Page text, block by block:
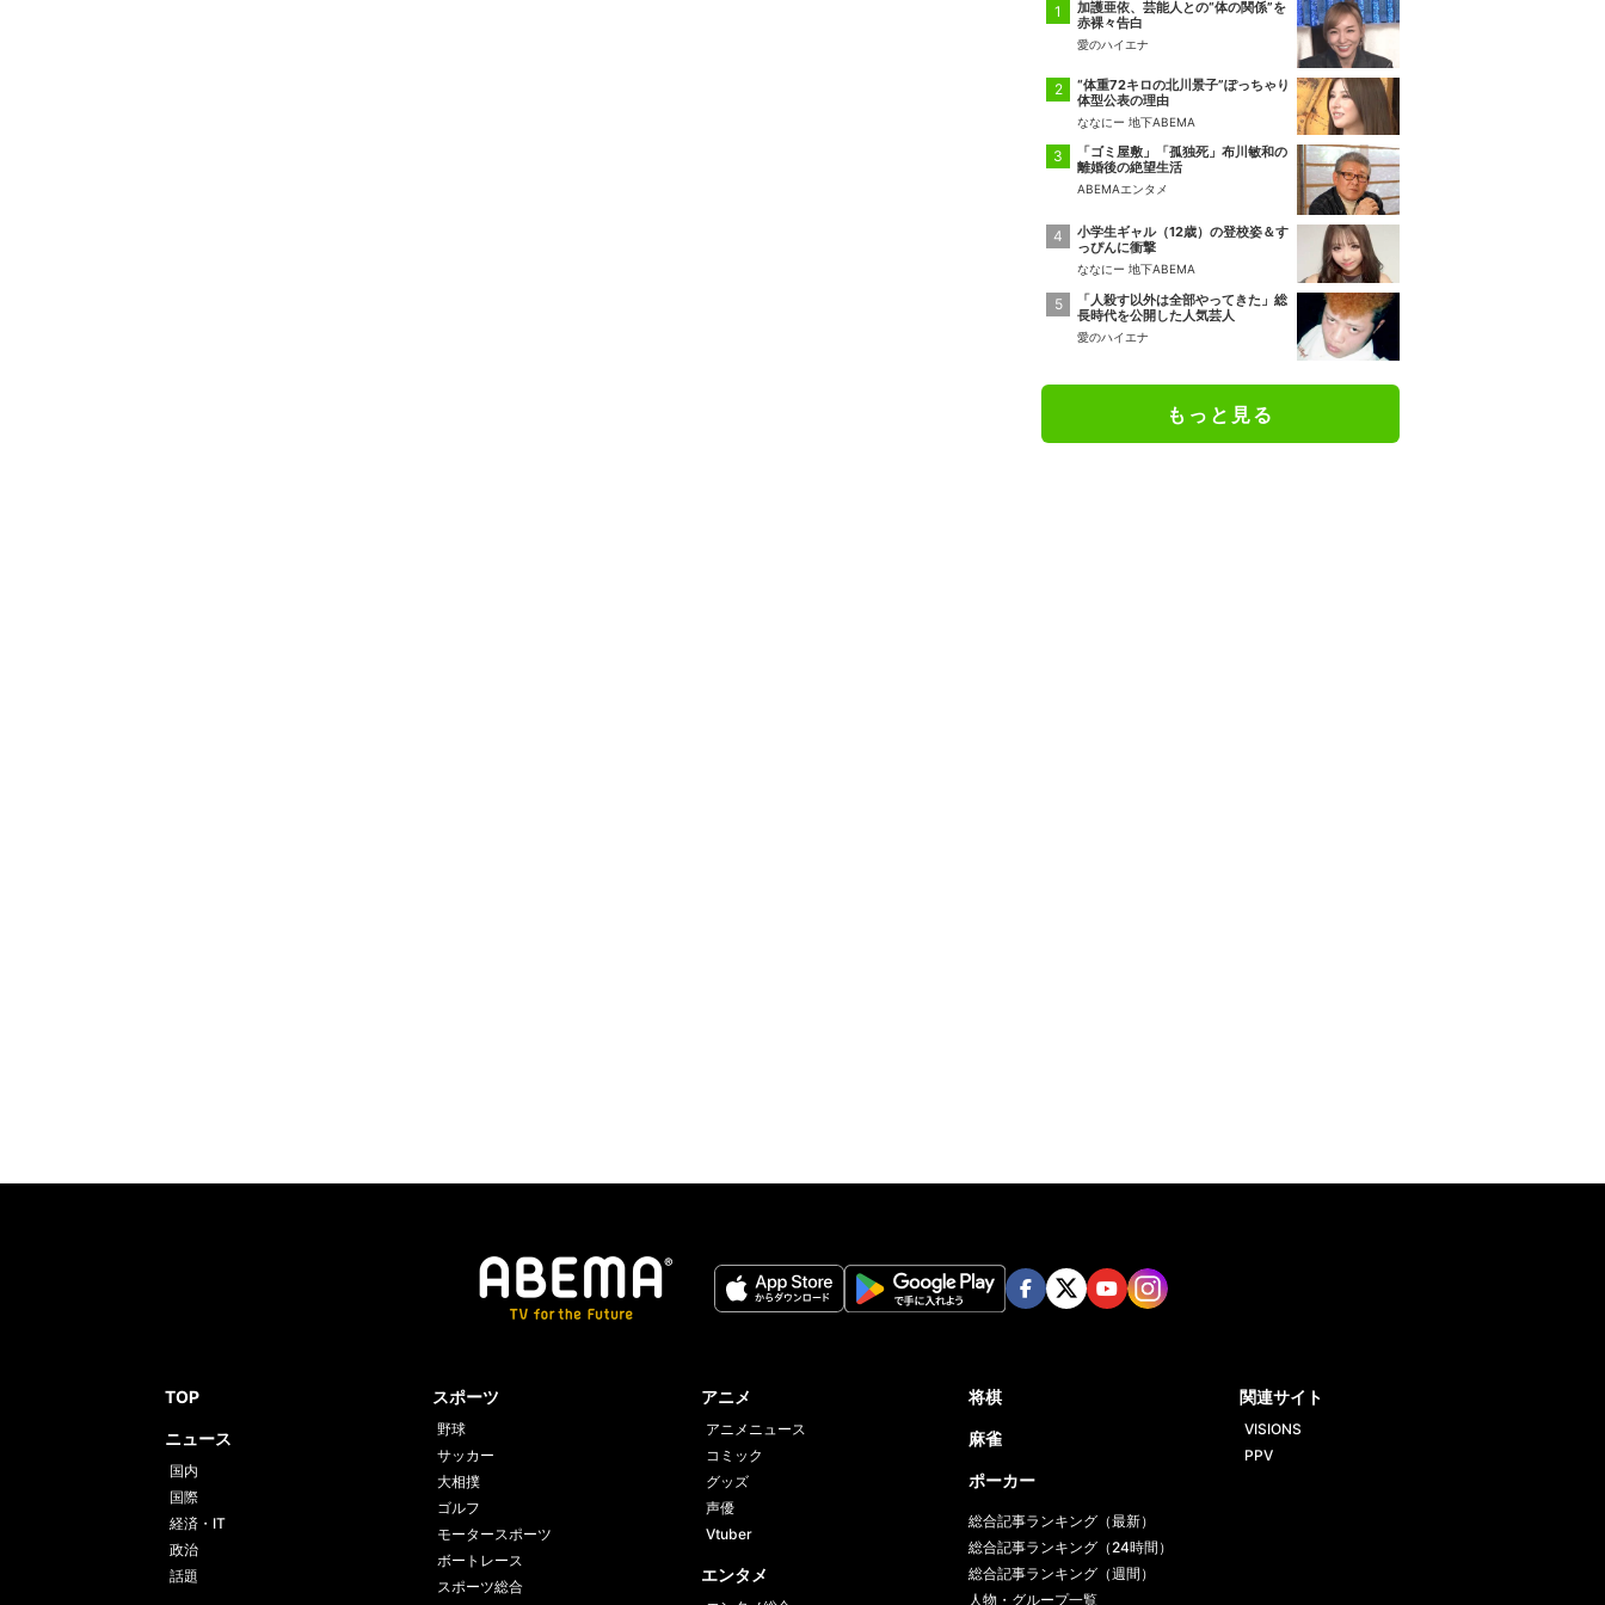
加護亜依、芸能人との“体の関係”を
赤裸々告白
愛のハイエナ
“体重72キロの北川景子”ぽっちゃり
体型公表の理由
ななにー 地下ABEMA
「ゴミ屋敷」「孤独死」布川敏和の
離婚後の絶望生活
ABEMAエンタメ
小学生ギャル（12歳）の登校姿＆す
っぴんに衝撃
ななにー 地下ABEMA
「人殺す以外は全部やってきた」総
長時代を公開した人気芸人
愛のハイエナ
もっと見る
TOP
ニュース
国内
国際
経済・IT
政治
話題
スポーツ
野球
サッカー
大相撲
ゴルフ
モータースポーツ
ボートレース
スポーツ総合
アニメ
アニメニュース
コミック
グッズ
声優
Vtuber
エンタメ
将棋
麻雀
ポーカー
総合記事ランキング（最新）
総合記事ランキング（24時間）
総合記事ランキング（週間）
人物・グループ一覧
関連サイト
VISIONS
PPV